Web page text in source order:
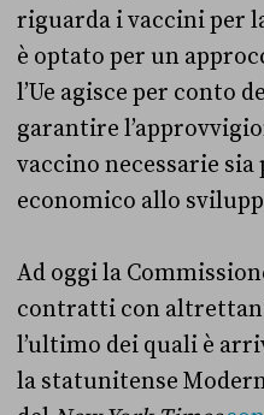
riguarda i vaccini per
è optato per un
l’Ue agisce per conto
garantire
vaccino necessarie
economico allo
Ad oggi la
contratti con
l’ultimo dei quali è
la statunitense